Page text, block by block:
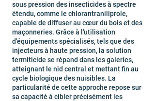
sous pression des insecticides à spectre
étendu, comme le chlorantraniliprole,
capable de diffuser au cœur du bois et des
maçonneries. Grâce à l'utilisation
d'équipements spécialisés, tels que des
injecteurs à haute pression, la solution
termiticide se répand dans les galeries,
atteignant le nid central et mettant fin au
cycle biologique des nuisibles. La
particularité de cette approche repose sur
sa capacité à cibler précisément les